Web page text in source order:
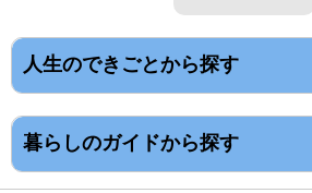
人生のできごとから探す
暮らしのガイドから探す